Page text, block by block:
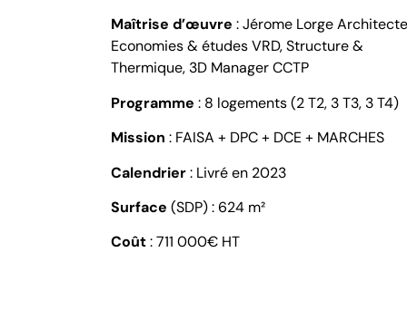
Maîtrise d’œuvre :Jérome Lorge
Economies & études VRD, Structure &
Thermique, 3D Manager CCTP
Programme : 8 logements (2 T2, 3 T3, 3 T4)
Mission : FAISA + DPC + DCE + MARCHES
Calendrier: Livré en 2023
Surface (SDP) : 624 m²
Coût: 711 000€ HT